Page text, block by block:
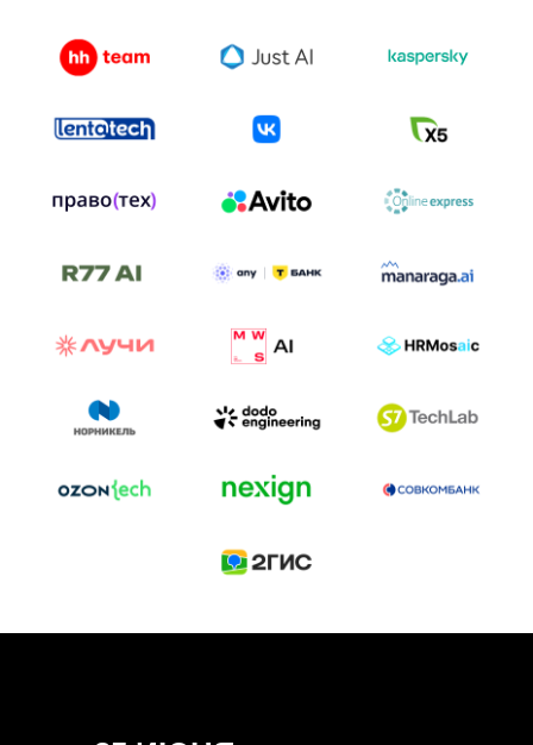
к построению бизнеса и созданию технологий под
И БИТВА АГЕНТОВ